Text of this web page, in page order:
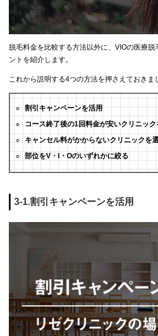
脱毛料金を比較する方法以外に、VIOの医療
ントを紹介します。
これから説明する4つの方法を押さえておきま
割引キャンペーンを活用
コース終了後の1回料金が安いクリニック
キャンセル料がかからないクリニックを
部位をV・I・Oのいずれかに絞る
3-1.割引キャンペーンを活用